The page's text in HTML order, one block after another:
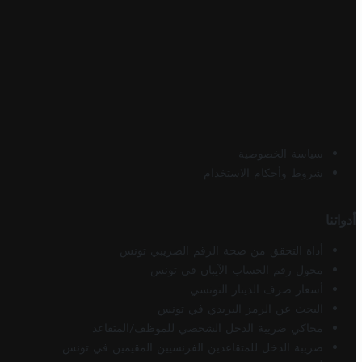
سياسة الخصوصية
شروط وأحكام الاستخدام
أدواتنا
أداة التحقق من صحة الرقم الضريبي تونس
محول رقم الحساب الآيبان في تونس
أسعار صرف الدينار التونسي
البحث عن الرمز البريدي في تونس
محاكي ضريبة الدخل الشخصي للموظف/المتقاعد
ضريبة الدخل للمتقاعدين الفرنسيين المقيمين في تونس